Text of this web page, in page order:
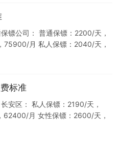
镖公司： 普通保镖：2200/天，
月 私人保镖：2040/天，
标准
安区： 私人保镖：2190/天，
月 女性保镖：2600/天，